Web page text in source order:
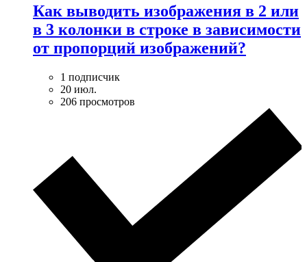
Как выводить изображения в 2 или
в 3 колонки в строке в зависимости
от пропорций изображений?
1 подписчик
20 июл.
206 просмотров